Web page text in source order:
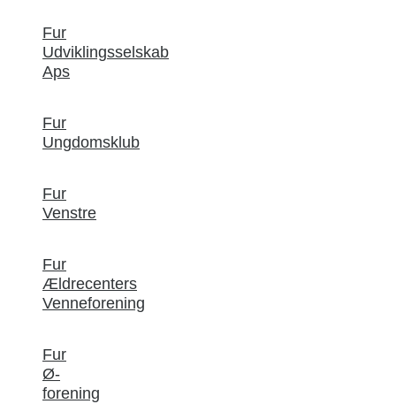
Fur
Udviklingsselskab
Aps
Fur
Ungdomsklub
Fur
Venstre
Fur
Ældrecenters
Venneforening
Fur
Ø-
forening